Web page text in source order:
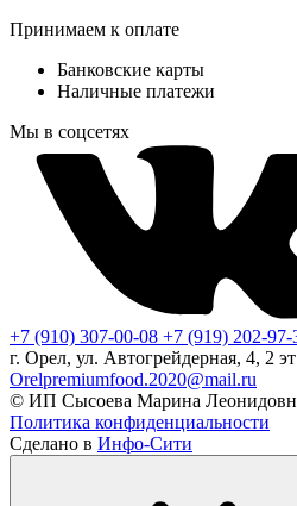
Принимаем к оплате
Банковские карты
Наличные платежи
Мы в соцсетях
+7 (910) 307-00-08 +7 (919) 202-97-
г. Орел, ул. Автогрейдерная, 4, 2 эт
Orelpremiumfood.2020@mail.ru
© ИП Сысоева Марина
Политика конфиденциальности
Сделано в Инфо-Сити